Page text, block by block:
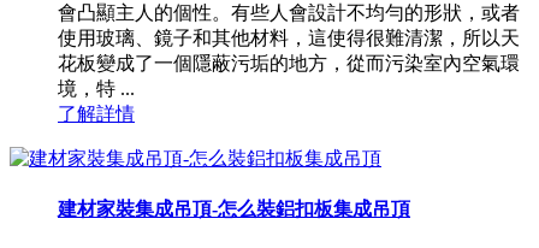
會凸顯主人的個性。有些人會設計不均勻的形狀，或者
使用玻璃、鏡子和其他材料，這使得很難清潔，所以天
花板變成了一個隱蔽污垢的地方，從而污染室內空氣環
境，特 ...
了解詳情
建材家裝集成吊頂-怎么裝鋁扣板集成吊頂